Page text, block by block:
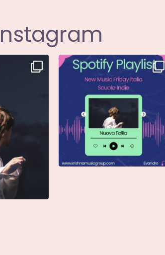
Nuova Follia è finalmente vostra e
sta già...